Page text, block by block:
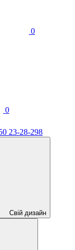
0
0
23-28-298
Свій дизайн